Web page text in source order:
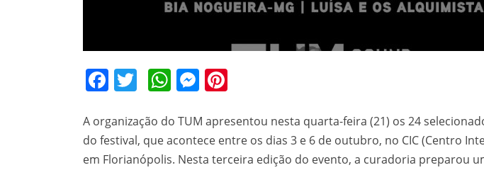
Facebook
Twitter
WhatsApp
Messenger
A organização do TUM apresentou nesta quarta-feira (21) os 24
do festival, que acontece entre os dias 3 e 6 de outubro, no CIC (Centro
em Florianópolis. Nesta terceira edição do evento, a curadoria preparou